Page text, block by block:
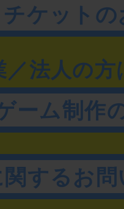
ケット
法人の方
ーム制作
するお